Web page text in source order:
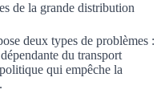
de la grande distribution
deux types de problèmes :
du transport
qui empêche la